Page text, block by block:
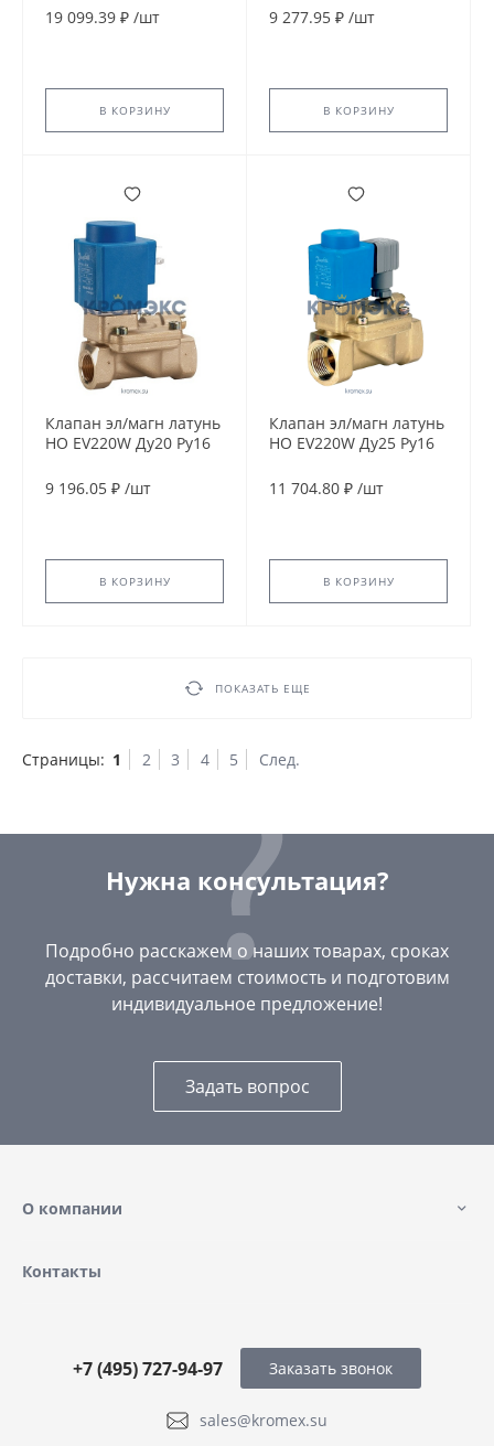
Tecofi EV1140-0015-
19 099.39 ₽ /шт
В КОРЗИНУ
катушкой ВВ230AS
9 277.95 ₽ /шт
В КОРЗИНУ
Клапан эл/магн латунь
НО EV220W Ду20 Ру16
катушкой AS024CS 24В
9 196.05 ₽ /шт
В КОРЗИНУ
Клапан эл/магн латунь
НО EV220W Ду25 Ру16
катушкой AS024DS 24В
11 704.80 ₽ /шт
В КОРЗИНУ
ПОКАЗАТЬ ЕЩЕ
Страницы: 1 2 3 4 5 След.
Нужна консультация?
Подробно расскажем о наших товарах, сроках
доставки, рассчитаем стоимость и подготовим
индивидуальное предложение!
Задать вопрос
О компании
Контакты
sales@kromex.su
+7 (495) 727-94-97 Заказать звонок